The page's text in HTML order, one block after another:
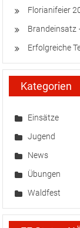
Florianifeier
Brandeinsatz
Erfolgreiche
Kategorien
Einsätze
Jugend
News
Übungen
Waldfest